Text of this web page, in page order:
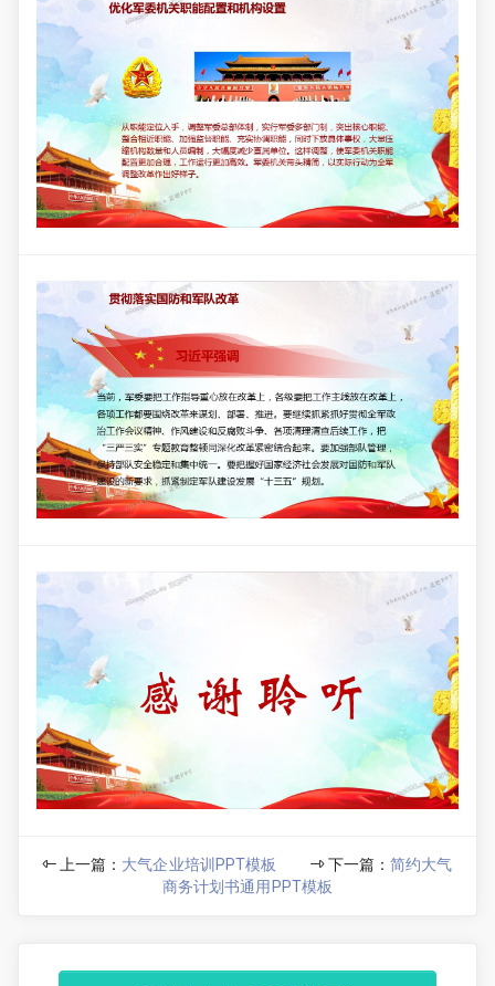
上一篇： 大气企业培训PPT模板 下一篇： 简约大气
商务计划书通用PPT模板